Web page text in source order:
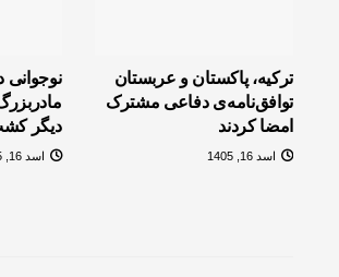
ترکیه، پاکستان و عربستان
توافق‌نامه‌ی دفاعی مشترک
امضا کردند
اسد 16, 1405
نوجوانی
دیگر
اسد 16, 1405